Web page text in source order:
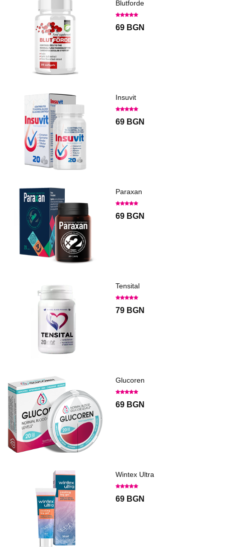
Blutforde
69 BGN
Insuvit
69 BGN
Paraxan
69 BGN
Tensital
79 BGN
Glucoren
69 BGN
Wintex Ultra
69 BGN